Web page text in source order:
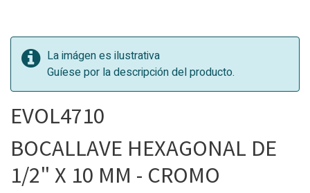
La imágen es ilustrativa
Guíese por la descripción del producto.
EVOL4710
BOCALLAVE HEXAGONAL DE
1/2" X 10 MM - CROMO